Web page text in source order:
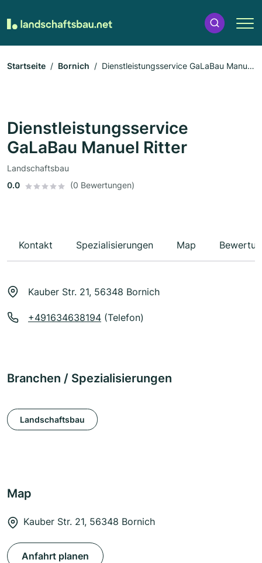
Startseite Bornich
Dienstleistungsservice GaLaBau Manuel
Dienstleistungsservice
GaLaBau Manuel Ritter
Landschaftsbau
0.0
(0 Bewertungen)
Kontakt Spezialisierungen Map
Kauber Str. 21, 56348 Bornich
+491634638194 (Telefon)
Branchen / Spezialisierungen
Landschaftsbau
Map
Kauber Str. 21, 56348 Bornich
Anfahrt planen